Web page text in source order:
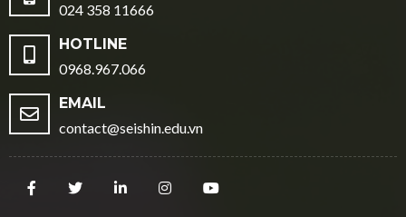
024 358 11666
HOTLINE
0968.967.066
EMAIL
contact@seishin.edu.vn